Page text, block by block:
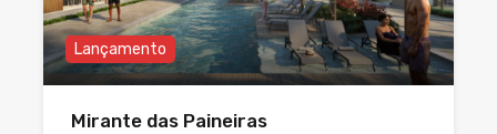
Lançamento
Mirante das Paineiras